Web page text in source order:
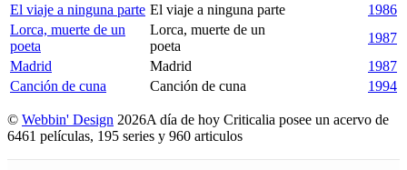
El viaje a ninguna parte El viaje a ninguna parte
1986
Lorca, muerte de un
poeta
Lorca, muerte de un
poeta
1987
Madrid
Madrid
1987
Canción de cuna
Canción de cuna 1994
© Webbin' Design 2026A día de hoy Criticalia posee un acervo de
6461 películas, 195 series y 960 articulos